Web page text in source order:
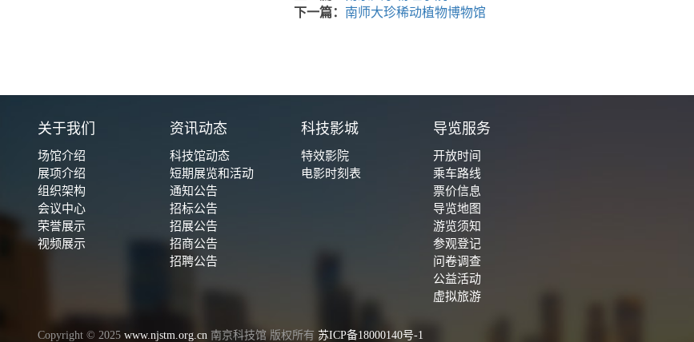
下一篇： 南师大珍稀动植物博物馆
关于我们
场馆介绍
展项介绍
组织架构
会议中心
荣誉展示
视频展示
资讯动态
科技馆动态
短期展览和活动
通知公告
招标公告
招展公告
招商公告
招聘公告
科技影城
特效影院
电影时刻表
导览服务
开放时间
乘车路线
票价信息
导览地图
游览须知
参观登记
问卷调查
公益活动
虚拟旅游
Copyright © 2025 www.njstm.org.cn 南京科技馆 版权所有 苏ICP备18000140号-1